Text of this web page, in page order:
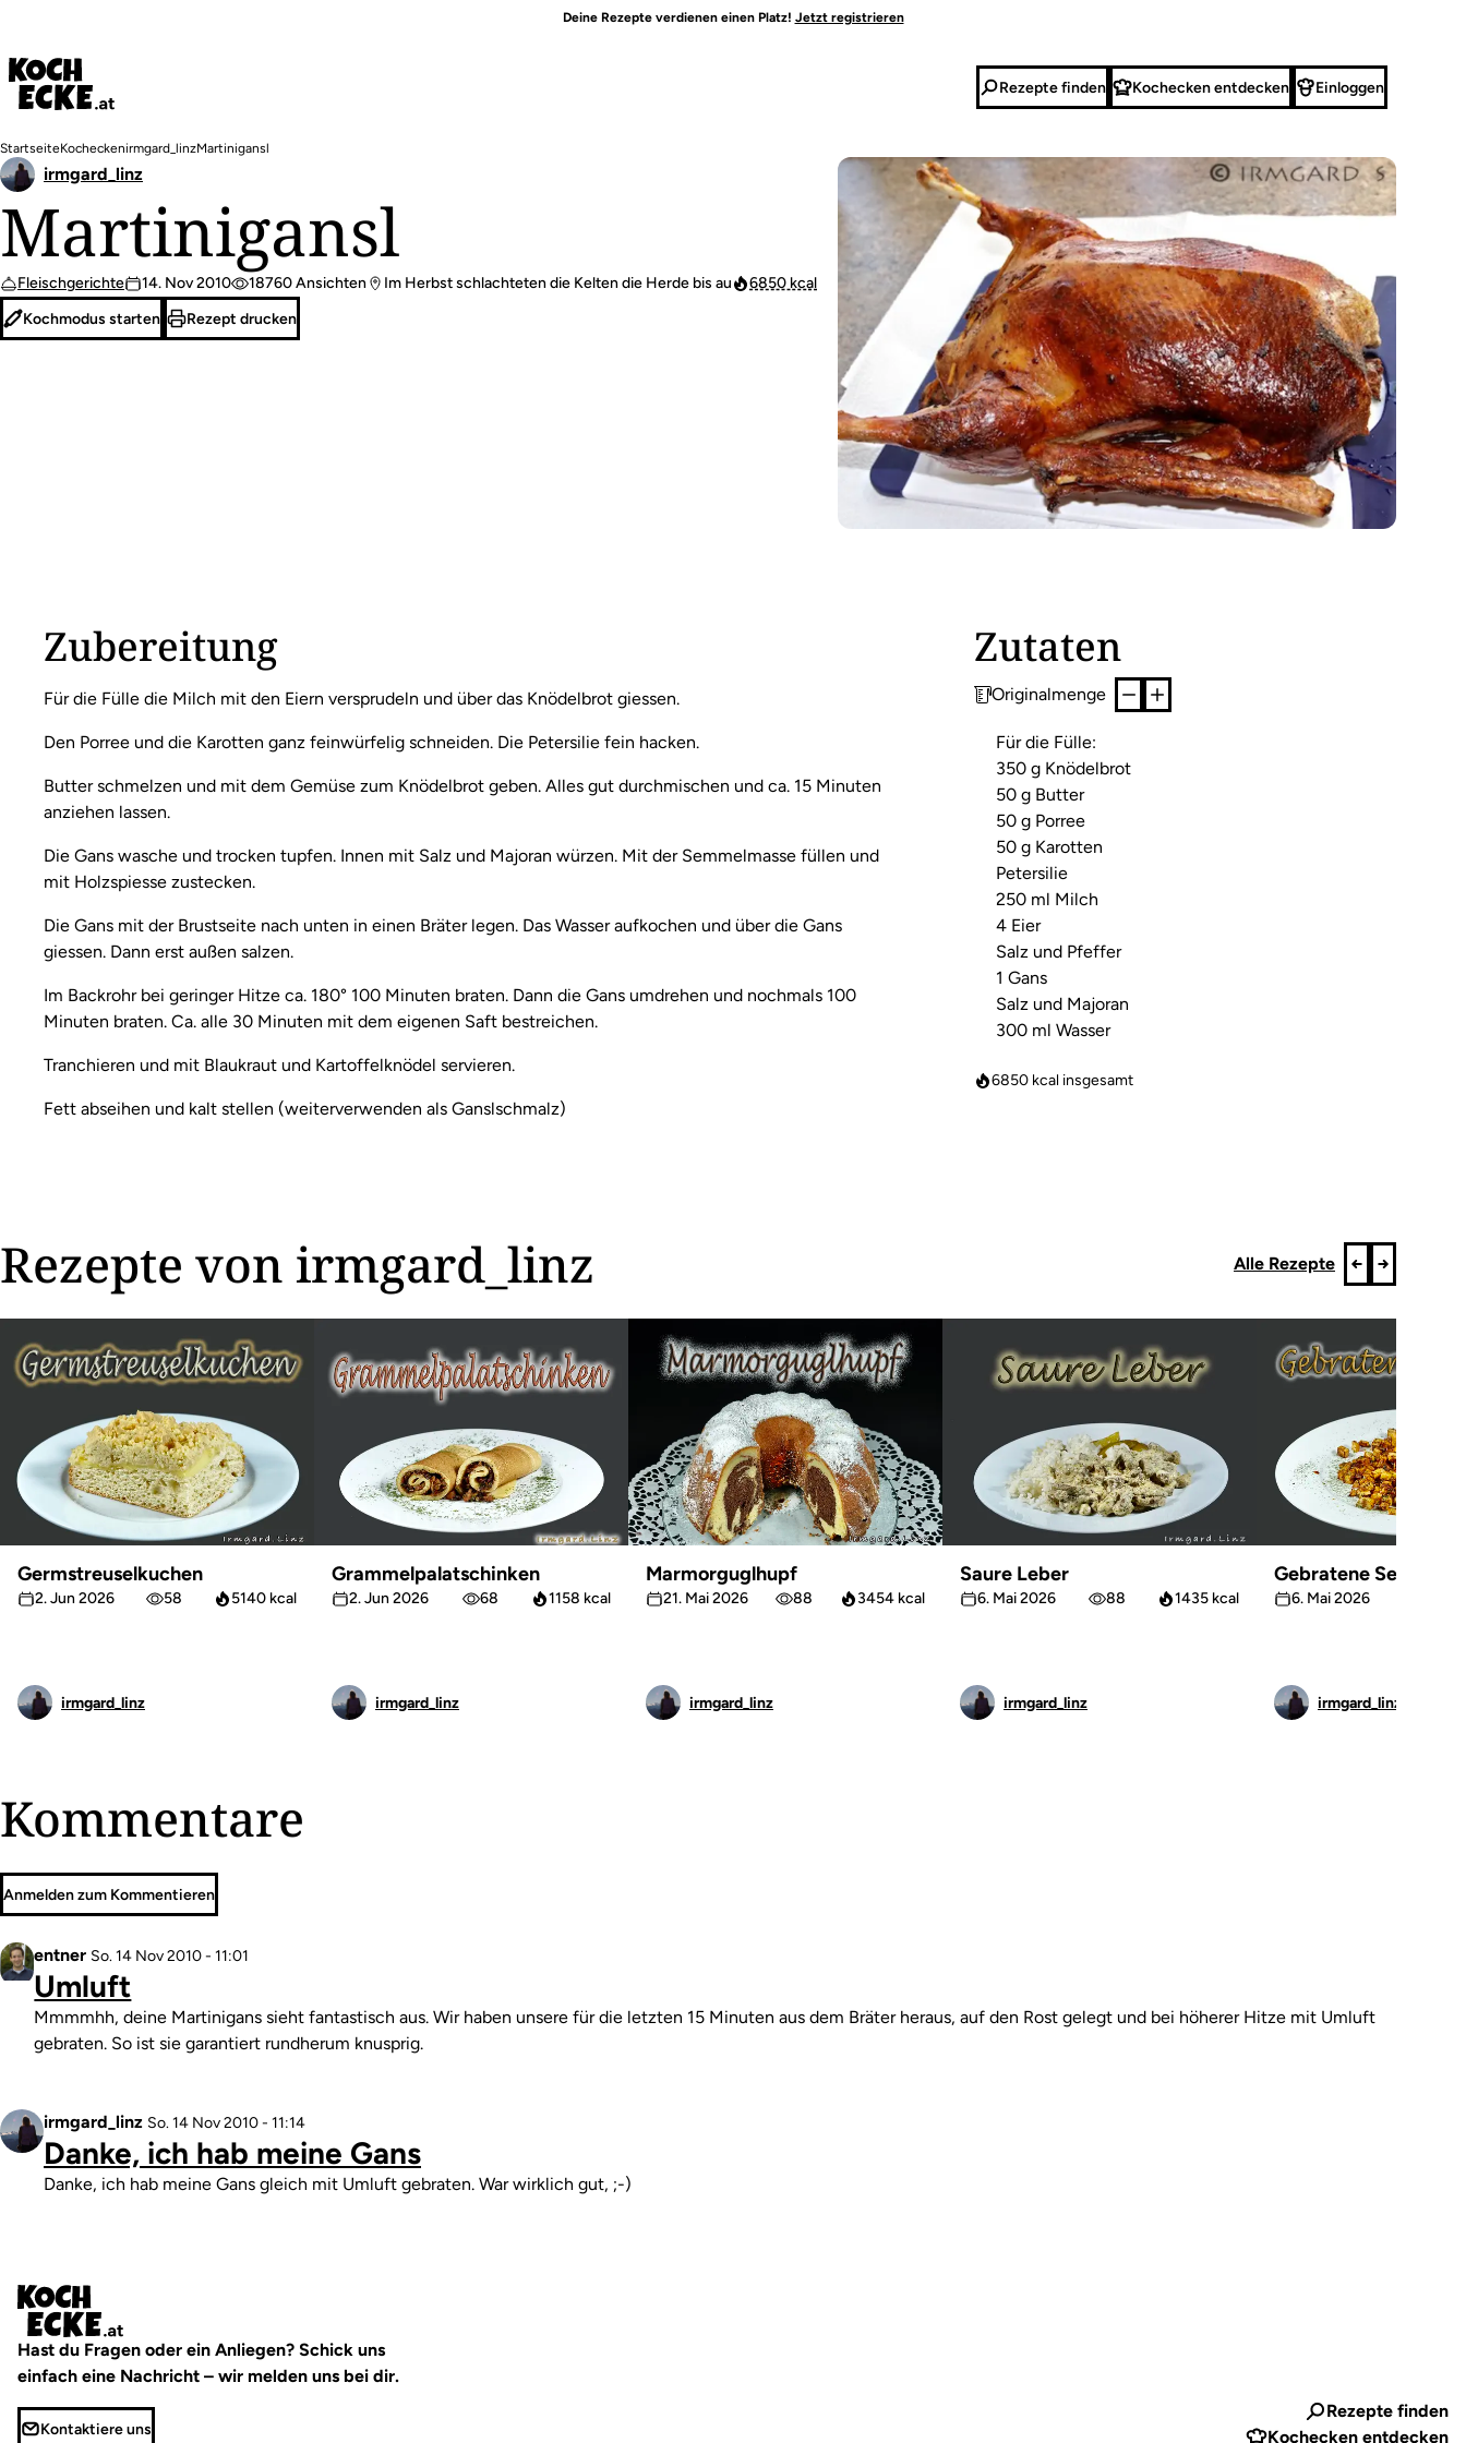
Inhalt
Deine Rezepte verdienen einen Platz! Jetzt registrieren
Rezepte finden Kochecken entdecken Einloggen
Pfadnavigation
StartseiteKocheckenirmgard_linzMartinigansl
Martinigansl
Fleischgerichte 14. Nov 2010 18760 Ansichten Im Herbst schlachteten die Kelten die Herde bis au 6850 kcal
irmgard_linz
Kochmodus starten Rezept drucken
Zubereitung
Für die Fülle die Milch mit den Eiern versprudeln und über das Knödelbrot giessen.
Den Porree und die Karotten ganz feinwürfelig schneiden. Die Petersilie fein hacken.
Butter schmelzen und mit dem Gemüse zum Knödelbrot geben. Alles gut durchmischen und ca. 15 Minuten
anziehen lassen.
Die Gans wasche und trocken tupfen. Innen mit Salz und Majoran würzen. Mit der Semmelmasse füllen und
mit Holzspiesse zustecken.
Die Gans mit der Brustseite nach unten in einen Bräter legen. Das Wasser aufkochen und über die Gans
giessen. Dann erst außen salzen.
Im Backrohr bei geringer Hitze ca. 180° 100 Minuten braten. Dann die Gans umdrehen und nochmals 100
Minuten braten. Ca. alle 30 Minuten mit dem eigenen Saft bestreichen.
Tranchieren und mit Blaukraut und Kartoffelknödel servieren.
Fett abseihen und kalt stellen (weiterverwenden als Ganslschmalz)
Zutaten
Originalmenge
Für die Fülle:
350 g Knödelbrot
50 g Butter
50 g Porree
50 g Karotten
Petersilie
250 ml Milch
4 Eier
Salz und Pfeffer
1 Gans
Salz und Majoran
300 ml Wasser
6850 kcal insgesamt
Rezepte von irmgard_linz Alle Rezepte
Germstreuselkuchen
2. Jun 2026 58 5140 kcal
irmgard_linz
Grammelpalatschinken
2. Jun 2026 68 1158 kcal
irmgard_linz
Marmorguglhupf
21. Mai 2026 88 3454 kcal
irmgard_linz
Saure Leber
6. Mai 2026 88 1435 kcal
irmgard_linz
Gebratene Sellerie
6. Mai 2026
irmgard_linz
Kommentare
Anmelden zum Kommentieren
Profilbild
entner So. 14 Nov 2010 - 11:01
Umluft
Kommentar
Mmmmhh, deine Martinigans sieht fantastisch aus. Wir haben unsere für die letzten 15 Minuten aus dem Bräter heraus, auf den Rost gelegt und bei höherer Hitze mit Umluft
gebraten. So ist sie garantiert rundherum knusprig.
Profilbildirmgard_linz So. 14 Nov 2010 - 11:14
auf
Umluft
Danke, ich hab meine Gans
Kommentar
Danke, ich hab meine Gans gleich mit Umluft gebraten. War wirklich gut, ;-)
Hast du Fragen oder ein Anliegen? Schick uns
einfach eine Nachricht – wir melden uns bei dir.
Kontaktiere uns
Rezepte finden
Kochecken entdecken